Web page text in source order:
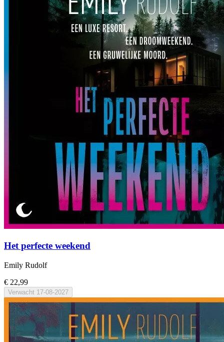
Het perfecte weekend
Emily Rudolf
€ 22,99
Verwacht 17-08-2027